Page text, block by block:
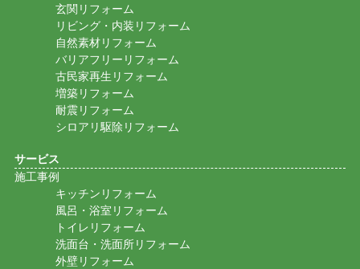
玄関リフォーム
リビング・内装リフォーム
自然素材リフォーム
バリアフリーリフォーム
古民家再生リフォーム
増築リフォーム
耐震リフォーム
シロアリ駆除リフォーム
サービス
施工事例
キッチンリフォーム
風呂・浴室リフォーム
トイレリフォーム
洗面台・洗面所リフォーム
外壁リフォーム